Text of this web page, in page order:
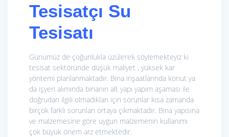
Tesisatçı Su
Tesisatı
Günümüz de çoğunlukla üzülerek söylemekteyiz ki
tesisat sektöründe düşük maliyet , yüksek kar
yöntemi planlanmaktadır. Bina inşaatlarında konut ya
da işyeri alımında binanın alt yapı yapım aşaması ile
doğrudan ilgili olmadıkları için sorunlar kısa zamanda
birçok farklı sorunları ortaya çıkmaktadır. Bina yapısına
ve malzemesine göre uygun malzemenin kullanımı
çok büyük önem arz etmektedir.